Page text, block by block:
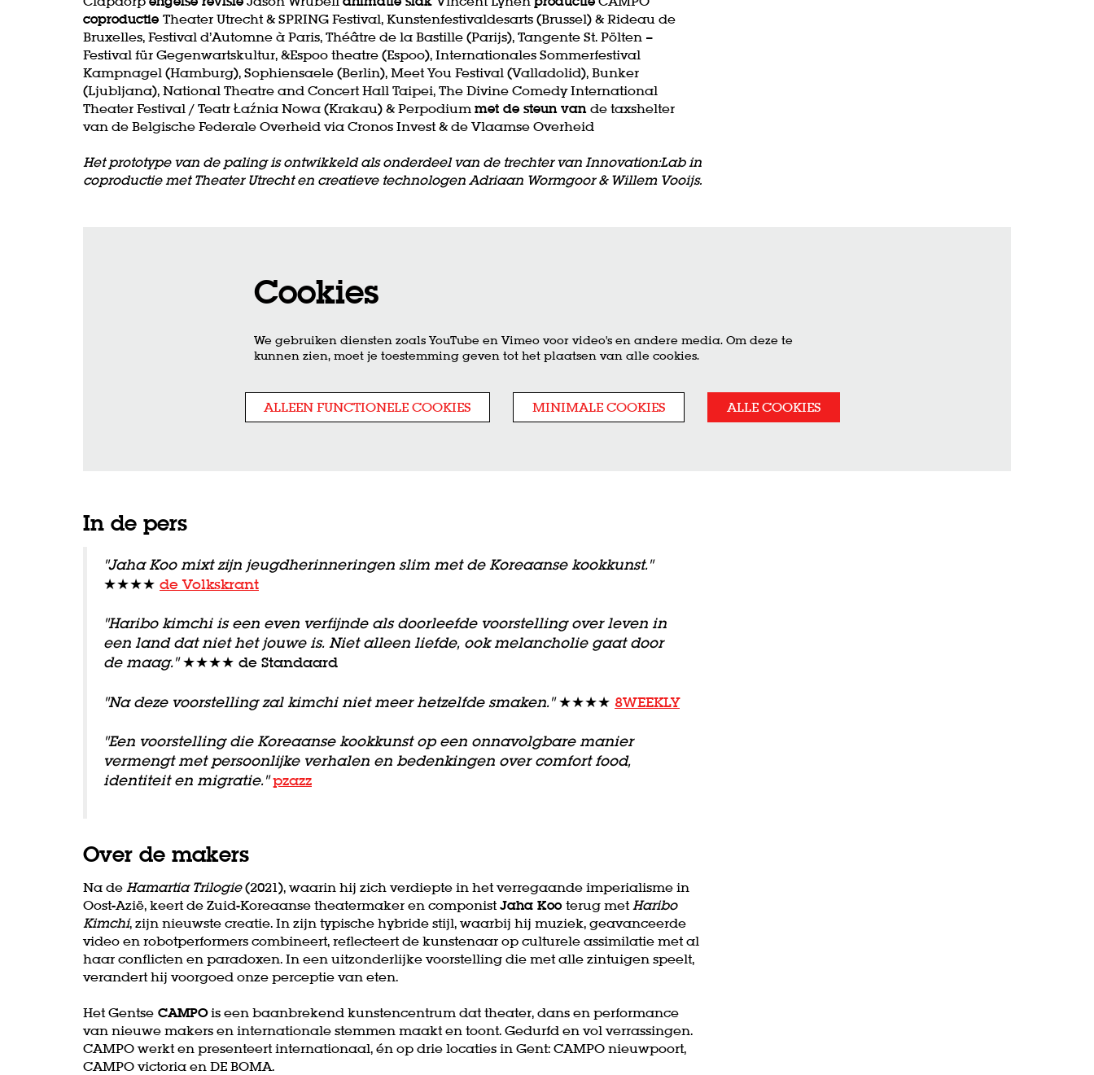
coproductie Theater Utrecht & SPRING Festival, Kunstenfestivaldesarts (Brussel) & Rideau de
Bruxelles, Festival d’Automne à Paris, Théâtre de la Bastille (Parijs), Tangente St. Pölten –
Festival für Gegenwartskultur, &Espoo theatre (Espoo), Internationales Sommerfestival
Kampnagel (Hamburg), Sophiensaele (Berlin), Meet You Festival (Valladolid), Bunker
(Ljubljana), National Theatre and Concert Hall Taipei, The Divine Comedy International
Theater Festival / Teatr Łaźnia Nowa (Krakau) & Perpodium met de steun van de taxshelter
van de Belgische Federale Overheid via Cronos Invest & de Vlaamse Overheid
Het prototype van de paling is ontwikkeld als onderdeel van de trechter van Innovation:Lab in
coproductie met Theater Utrecht en creatieve technologen Adriaan Wormgoor & Willem Vooijs.
Cookies
We gebruiken diensten zoals YouTube en Vimeo voor video's en andere media. Om deze te
kunnen zien, moet je toestemming geven tot het plaatsen van alle cookies.
ALLEEN FUNCTIONELE COOKIES MINIMALE COOKIES ALLE COOKIES
In de pers
"Jaha Koo mixt zijn jeugdherinneringen slim met de Koreaanse kookkunst."
★★★★ de Volkskrant
"Haribo kimchi is een even verfijnde als doorleefde voorstelling over leven in
een land dat niethet jouwe is. Niet alleen liefde, ook melancholie gaat door
de maag."★★★★ de Standaard
"Na deze voorstelling zal kimchi niet meer hetzelfde smaken."★★★★ 8WEEKLY
"Een voorstelling die Koreaanse kookkunst op een onnavolgbare manier
vermengt met persoonlijke verhalen en bedenkingen over comfort food,
identiteit en migratie." pzazz
Over de makers
Na de Hamartia Trilogie(2021), waarin hij zich verdiepte in het verregaande imperialisme in
Oost-Azië, keert de Zuid-Koreaanse theatermaker en componist Jaha Koo terug met Haribo
Kimchi, zijn nieuwste creatie. In zijn typische hybride stijl, waarbij hij muziek, geavanceerde
video en robotperformers combineert, reflecteert de kunstenaar op culturele assimilatie met al
haar conflicten en paradoxen. In een uitzonderlijke voorstelling die met alle zintuigen speelt,
verandert hij voorgoed onze perceptie van eten.
Het Gentse CAMPOis een baanbrekend kunstencentrum dat theater, dans en performance
van nieuwe makers en internationale stemmen maakt en toont. Gedurfd en vol verrassingen.
CAMPO werkt en presenteert internationaal, én op drie locaties in Gent: CAMPO nieuwpoort,
CAMPO victoria en DE BOMA.